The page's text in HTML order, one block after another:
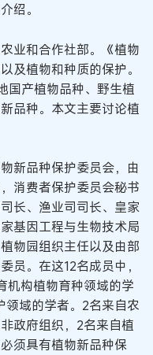
绍。
业和合作社部。《植物
及植物和种质的保护。
国产植物品种、野生植
品种。本文主要讨论植
新品种保护委员会，由
消费者保护委员会秘书
长、渔业司司长、皇家
基因工程与生物技术局
物园组织主任以及由部
员。在这12名成员中，
机构植物育种领域的学
领域的学者。2名来自农
政府组织，2名来自植
须具有植物新品种保